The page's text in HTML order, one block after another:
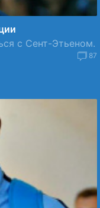
с Сент-Этьеном.
87